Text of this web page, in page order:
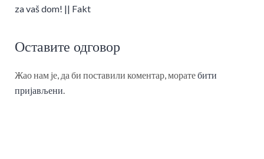
za vaš dom! || Fakt
Оставите одговор
Жао нам је, да би поставили коментар, моратебити
пријављени